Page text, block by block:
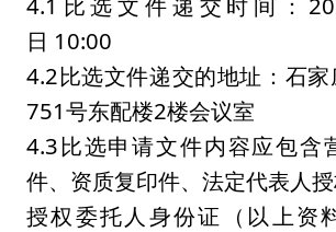
日 10:00
4.2比选文件递交的地址：石
751号东配楼2楼会议室
4.3比选申请文件内容应包含
件、资质复印件、法定代表人
授权委托人身份证（以上资